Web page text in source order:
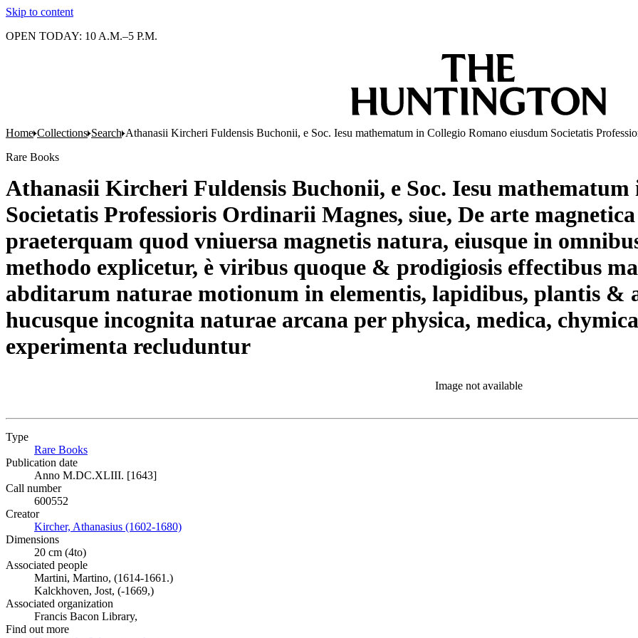
Skip to content
OPEN TODAY: 10 A.M.–5 P.M.
Home Collections Search Athanasii Kircheri Fuldensis Buchonii, e Soc. Iesu mathematum in Collegio Romano eiusdum Societatis
Rare Books
Athanasii Kircheri Fuldensis Buchonii, e Soc. Iesu
Societatis Professioris Ordinarii Magnes, siue, De arte
praeterquam quod vniuersa magnetis natura, eiusque in
methodo explicetur, è viribus quoque & prodigiosis effectibus
abditarum naturae motionum in elementis, lapidibus, plantis &
hucusque incognita naturae arcana per physica, medica,
experimenta recluduntur
Image not available
Type
Rare Books
Publication date
Anno M.DC.XLIII. [1643]
Call number
600552
Creator
Kircher, Athanasius (1602-1680)
Dimensions
20 cm (4to)
Associated people
Martini, Martino, (1614-1661.)
Kalckhoven, Jost, (-1669,)
Associated organization
Francis Bacon Library,
Find out more